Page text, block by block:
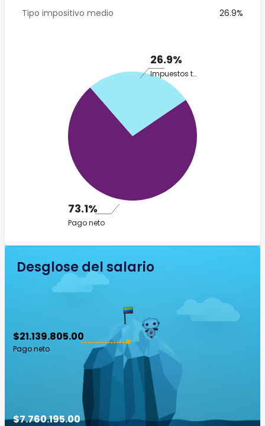
Tipo impositivo medio
26.9%
26.9%
Impuestos totales
73.1%
Pago neto
Desglose del salario
$21.139.805.00
Pago neto
$7.760.195.00